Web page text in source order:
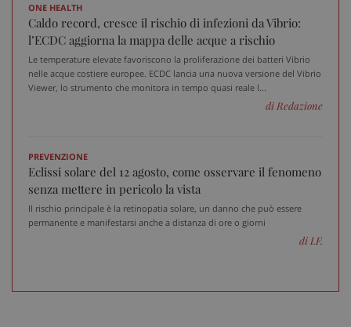
ONE HEALTH
Caldo record, cresce il rischio di infezioni da Vibrio:
l’ECDC aggiorna la mappa delle acque a rischio
Le temperature elevate favoriscono la proliferazione dei batteri Vibrio
nelle acque costiere europee. ECDC lancia una nuova versione del Vibrio
Viewer, lo strumento che monitora in tempo quasi reale l...
di Redazione
PREVENZIONE
Eclissi solare del 12 agosto, come osservare il fenomeno
senza mettere in pericolo la vista
Il rischio principale è la retinopatia solare, un danno che può essere
permanente e manifestarsi anche a distanza di ore o giorni
di I.F.
ARRAffinitySameSite
Microsoft Corporation
.www.sanitainformazione.it